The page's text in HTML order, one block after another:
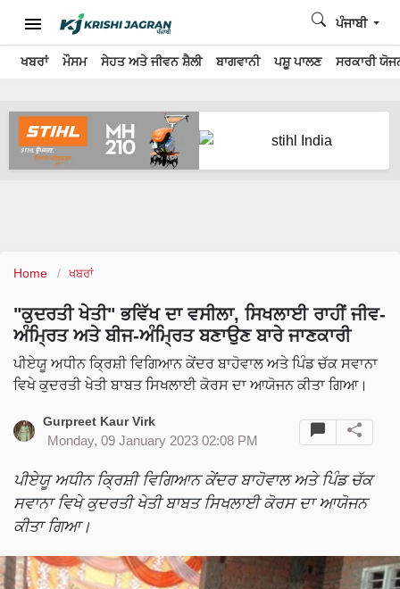
ਖਬਰਾਂ ਮੌਸਮ ਸੇਹਤ ਅਤੇ ਜੀਵਨ ਸ਼ੈਲੀ ਬਾਗਵਾਨੀ ਪਸ਼ੂ ਪਾਲਣ ਸਰਕਾਰੀ
ਪੰਜਾਬੀ
Home ਖਬਰਾਂ
"ਕੁਦਰਤੀ ਖੇਤੀ" ਭਵਿੱਖ ਦਾ ਵਸੀਲਾ, ਸਿਖਲਾਈ ਰਾਹੀਂ ਜੀਵ-
ਅੰਮ੍ਰਿਤ ਅਤੇ ਬੀਜ-ਅੰਮ੍ਰਿਤ ਬਣਾਉਣ ਬਾਰੇ ਜਾਣਕਾਰੀ
ਪੀਏਯੂ ਅਧੀਨ ਕ੍ਰਿਸ਼ੀ ਵਿਗਿਆਨ ਕੇਂਦਰ ਬਾਹੋਵਾਲ ਅਤੇ ਪਿੰਡ ਚੱਕ ਸਵਾਨਾ
ਵਿਖੇ ਕੁਦਰਤੀ ਖੇਤੀ ਬਾਬਤ ਸਿਖਲਾਈ ਕੋਰਸ ਦਾ ਆਯੋਜਨ ਕੀਤਾ ਗਿਆ।
Gurpreet Kaur Virk
Monday, 09 January 2023 02:08 PM
ਪੀਏਯੂ ਅਧੀਨ ਕ੍ਰਿਸ਼ੀ ਵਿਗਿਆਨ ਕੇਂਦਰ ਬਾਹੋਵਾਲ ਅਤੇ ਪਿੰਡ ਚੱਕ
ਸਵਾਨਾ ਵਿਖੇ ਕੁਦਰਤੀ ਖੇਤੀ ਬਾਬਤ ਸਿਖਲਾਈ ਕੋਰਸ ਦਾ ਆਯੋਜਨ
ਕੀਤਾ ਗਿਆ।